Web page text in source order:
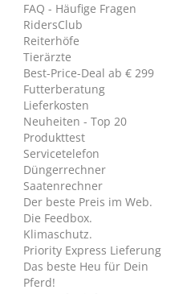
FAQ - Häufige Fragen
RidersClub
Reiterhöfe
Tierärzte
Best-Price-Deal ab € 299
Futterberatung
Lieferkosten
Neuheiten - Top 20
Produkttest
Servicetelefon
Düngerrechner
Saatenrechner
Der beste Preis im Web.
Die Feedbox.
Klimaschutz.
Priority Express Lieferung
Das beste Heu für Dein
Pferd!